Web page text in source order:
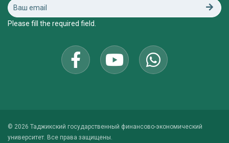
Please fill the required field.
© 2026 Таджикский государственный финансово-экономический
университет. Все права защищены.